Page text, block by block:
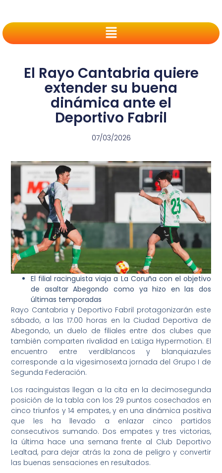
El Rayo Cantabria quiere
extender su buena
dinámica ante el
Deportivo Fabril
07/03/2026
El filial racinguista viaja a La Coruña con el objetivo
de asaltar Abegondo como ya hizo en las dos
últimas temporadas
Rayo Cantabria y Deportivo Fabril protagonizarán este
sábado, a las 17:00 horas en la Ciudad Deportiva de
Abegondo, un duelo de filiales entre dos clubes que
también comparten rivalidad en LaLiga Hypermotion. El
encuentro entre verdiblancos y blanquiazules
corresponde a la vigesimosexta jornada del Grupo I de
Segunda Federación.
Los racinguistas llegan a la cita en la decimosegunda
posición de la tabla con los 29 puntos cosechados en
cinco triunfos y 14 empates, y en una dinámica positiva
que les ha llevado a enlazar cinco partidos
consecutivos sumando. Dos empates y tres victorias,
la última hace una semana frente al Club Deportivo
Lealtad, para dejar atrás la zona de peligro y convertir
las buenas sensaciones en resultados.